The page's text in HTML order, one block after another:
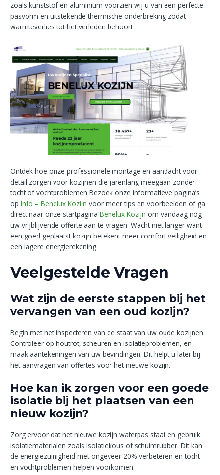
zoals kunststof en aluminium voorzien wij u van een perfecte
pasvorm en uitstekende thermische onderbreking zodat
warmteverlies tot het verleden behoort
Ontdek hoe onze professionele montage en aandacht voor
detail zorgen voor kozijnen die jarenlang meegaan zonder
tocht of vochtproblemen Bezoek onze informatieve pagina’s
opInfo – Benelux Kozijn voor meer tips en voorbeelden of ga
direct naar onze startpaginaBenelux Kozijn om vandaag nog
uw vrijblijvende offerte aan te vragen. Wacht niet langer want
een goed geplaatst kozijn betekent meer comfort veiligheid en
een lagere energierekening
Veelgestelde Vragen
Wat zijn de eerste stappen bij het
vervangen van een oud kozijn?
Begin met het inspecteren van de staat van uw oude kozijnen.
Controleer op houtrot, scheuren en isolatieproblemen, en
maak aantekeningen van uw bevindingen. Dit helpt u later bij
het aanvragen van offertes voor het nieuwe kozijn.
Hoe kan ik zorgen voor een goede
isolatie bij het plaatsen van een
nieuw kozijn?
Zorg ervoor dat het nieuwe kozijn waterpas staat en gebruik
isolatiematerialen zoals isolatiekous of schuimrubber. Dit kan
de energiezuinigheid met ongeveer 20% verbeteren en tocht
en vochtproblemen helpen voorkomen.